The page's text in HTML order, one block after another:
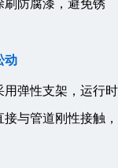
刷防腐漆，避免锈
动
用弹性支架，运行时
与管道刚性接触，